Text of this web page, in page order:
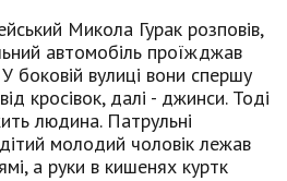
Микола Гурак розповів,
автомобіль проїжджав
боковій вулиці вони спершу
кросівок, далі - джинси. Тоді
людина. Патрульні
молодий чоловік лежав
а руки в кишенях куртк